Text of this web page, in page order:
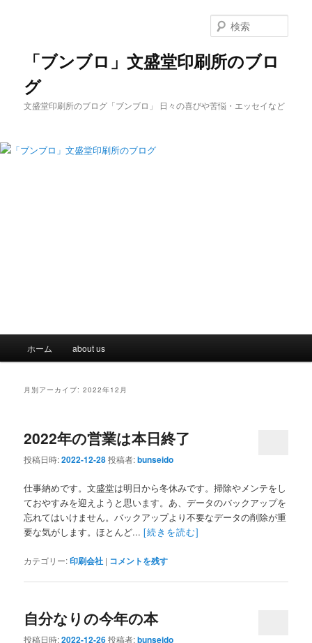
移
動
動
「ブンブロ」文盛堂印刷所のブロ
グ
文盛堂印刷所のブログ「ブンブロ」 日々の喜びや苦悩・エッセイなど
索
ホーム about us
月別アーカイブ:2022年12月
2022年の営業は本日終了
投稿日時:2022-12-28投稿者:bunseido
仕事納めです。文盛堂は明日から冬休みです。掃除やメンテをし
ておやすみを迎えようと思います。あ、データのバックアップを
忘れてはいけません。バックアップより不要なデータの削除が重
要な気がします。ほとんど...[続きを読む]
カテゴリー:印刷会社 | コメントを残す
自分なりの今年の本
投稿日時:2022-12-26投稿者:bunseido